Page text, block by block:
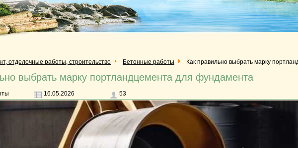
отделочные работы, строительство Бетонные работы Как правильно выбрать марку
выбрать марку портландцемента для фундамента
16.05.2026 53